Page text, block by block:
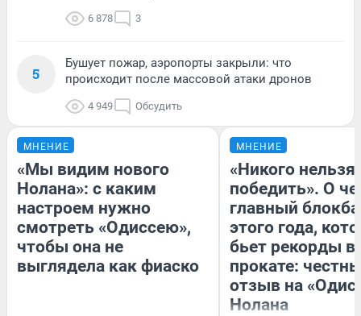
6 878 3
5
Бушует пожар, аэропорты закрыли: что
происходит после массовой атаки дронов
4 949 Обсудить
МНЕНИЕ
«Мы видим нового
Нолана»: с каким
настроем нужно
смотреть «Одиссею»,
чтобы она не
выглядела как фиаско
МНЕНИЕ
«Никого нельзя
победить». О
главный
этого года,
бьет рекорды в
прокате:
отзыв на
Нолана